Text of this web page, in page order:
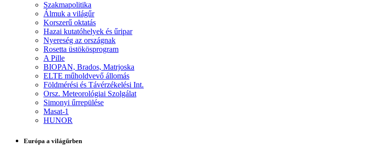
Szakmapolitika
Álmuk a világűr
Korszerű oktatás
Hazai kutatóhelyek és űripar
Nyereség az országnak
Rosetta üstökösprogram
A Pille
BIOPAN, Brados, Matrjoska
ELTE műholdvevő állomás
Földmérési és Távérzékelési Int.
Orsz. Meteorológiai Szolgálat
Simonyi űrrepülése
Masat-1
HUNOR
Európa a világűrben